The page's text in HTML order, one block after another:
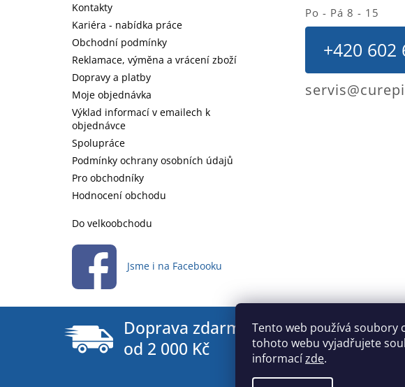
Tento web používá soubory
tohoto webu vyjadřujete
informacízde.
Kontakty
Kariéra - nabídka práce
Obchodní podmínky
Reklamace, výměna a vrácení zboží
Dopravy a platby
Moje objednávka
Výklad informací v emailech k
objednávce
Spolupráce
Podmínky ochrany osobních údajů
Pro obchodníky
Hodnocení obchodu
Do velkoobchodu
Jsme i na Facebooku
Po - Pá 8 - 15
+420 602
Doprava zdarma
od 2 000 Kč
Dodání do
objednání